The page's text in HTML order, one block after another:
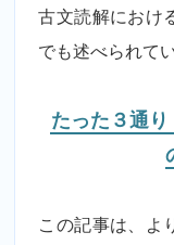
古文読解におけ
でも述べられてい
たった３通
この記事は、よ